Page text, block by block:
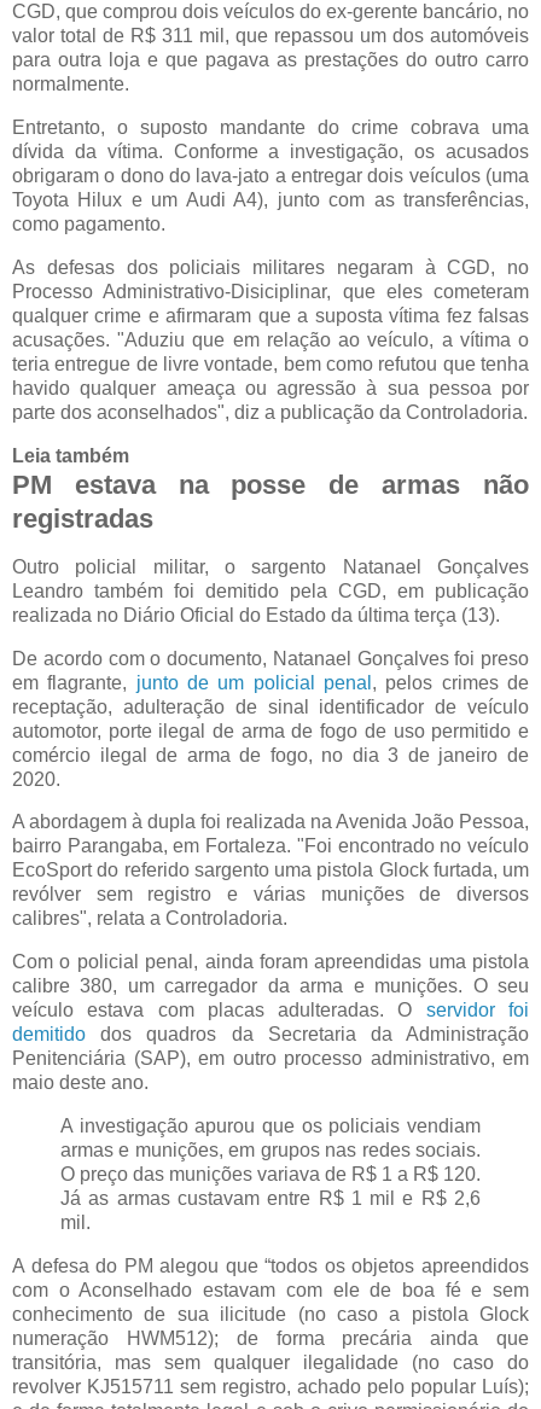
CGD, que comprou dois veículos do ex-gerente bancário, no
valor total de R$ 311 mil, que repassou um dos automóveis
para outra loja e que pagava as prestações do outro carro
normalmente.
Entretanto, o suposto mandante do crime cobrava uma
dívida da vítima. Conforme a investigação, os acusados
obrigaram o dono do lava-jato a entregar dois veículos (uma
Toyota Hilux e um Audi A4), junto com as transferências,
como pagamento.
As defesas dos policiais militares negaram à CGD, no
Processo Administrativo-Disiciplinar, que eles cometeram
qualquer crime e afirmaram que a suposta vítima fez falsas
acusações. "Aduziu que em relação ao veículo, a vítima o
teria entregue de livre vontade, bem como refutou que tenha
havido qualquer ameaça ou agressão à sua pessoa por
parte dos aconselhados", diz a publicação da Controladoria.
Leia também
PM estava na posse de armas não
registradas
Outro policial militar, o sargento Natanael Gonçalves
Leandro também foi demitido pela CGD, em publicação
realizada no Diário Oficial do Estado da última terça (13).
De acordo com o documento, Natanael Gonçalves foi preso
em flagrante, junto de um policial penal , pelos crimes de
receptação, adulteração de sinal identificador de veículo
automotor, porte ilegal de arma de fogo de uso permitido e
comércio ilegal de arma de fogo, no dia 3 de janeiro de
2020.
A abordagem à dupla foi realizada na Avenida João Pessoa,
bairro Parangaba, em Fortaleza. "Foi encontrado no veículo
EcoSport do referido sargento uma pistola Glock furtada, um
revólver sem registro e várias munições de diversos
calibres", relata a Controladoria.
Com o policial penal, ainda foram apreendidas uma pistola
calibre 380, um carregador da arma e munições. O seu
veículo estava com placas adulteradas. O servidor foi
demitido dos quadros da Secretaria da Administração
Penitenciária (SAP), em outro processo administrativo, em
maio deste ano.
A investigação apurou que os policiais vendiam
armas e munições, em grupos nas redes sociais.
O preço das munições variava de R$ 1 a R$ 120.
Já as armas custavam entre R$ 1 mil e R$ 2,6
mil.
A defesa do PM alegou que “todos os objetos apreendidos
com o Aconselhado estavam com ele de boa fé e sem
conhecimento de sua ilicitude (no caso a pistola Glock
numeração HWM512); de forma precária ainda que
transitória, mas sem qualquer ilegalidade (no caso do
revolver KJ515711 sem registro, achado pelo popular Luís);